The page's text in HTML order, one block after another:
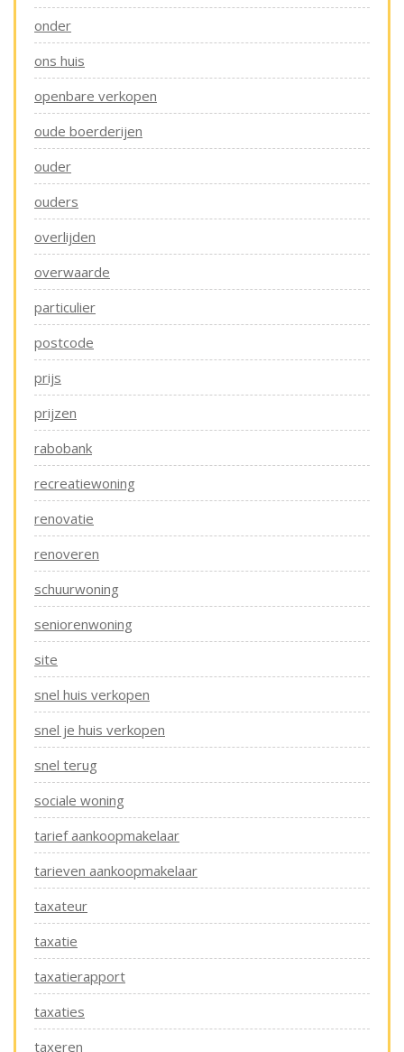
onder
ons huis
openbare verkopen
oude boerderijen
ouder
ouders
overlijden
overwaarde
particulier
postcode
prijs
prijzen
rabobank
recreatiewoning
renovatie
renoveren
schuurwoning
seniorenwoning
site
snel huis verkopen
snel je huis verkopen
snel terug
sociale woning
tarief aankoopmakelaar
tarieven aankoopmakelaar
taxateur
taxatie
taxatierapport
taxaties
taxeren